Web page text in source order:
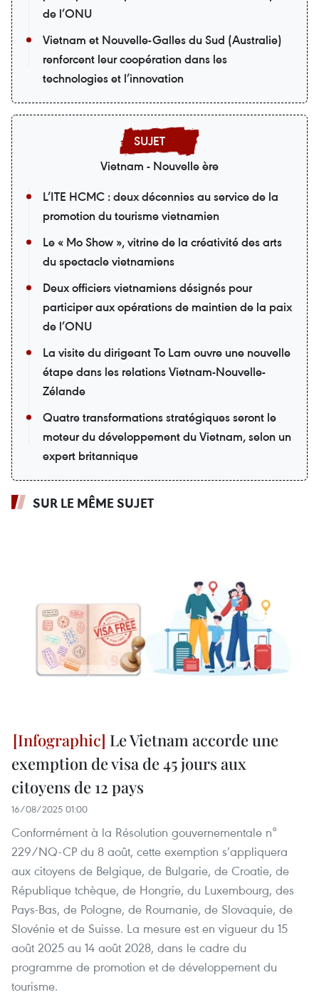
de l’ONU
Vietnam et Nouvelle-Galles du Sud (Australie)
renforcent leur coopération dans les
technologies et l’innovation
Vietnam - Nouvelle ère
L’ITE HCMC : deux décennies au service de la
promotion du tourisme vietnamien
Le « Mo Show », vitrine de la créativité des arts
du spectacle vietnamiens
Deux officiers vietnamiens désignés pour
participer aux opérations de maintien de la paix
de l’ONU
La visite du dirigeant To Lam ouvre une nouvelle
étape dans les relations Vietnam-Nouvelle-
Zélande
Quatre transformations stratégiques seront le
moteur du développement du Vietnam, selon un
expert britannique
SUR LE MÊME SUJET
Le Vietnam accorde une
exemption de visa de 45 jours aux
citoyens de 12 pays
16/08/2025 01:00
Conformément à la Résolution gouvernementale n°
229/NQ-CP du 8 août, cette exemption s’appliquera
aux citoyens de Belgique, de Bulgarie, de Croatie, de
République tchèque, de Hongrie, du Luxembourg, des
Pays-Bas, de Pologne, de Roumanie, de Slovaquie, de
Slovénie et de Suisse. La mesure est en vigueur du 15
août 2025 au 14 août 2028, dans le cadre du
programme de promotion et de développement du
tourisme.